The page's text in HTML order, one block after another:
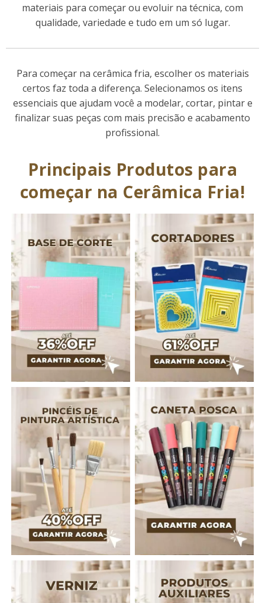
materiais para começar ou evoluir na técnica, com
qualidade, variedade e tudo em um só lugar.
Para começar na cerâmica fria, escolher os materiais
certos faz toda a diferença. Selecionamos os itens
essenciais que ajudam você a modelar, cortar, pintar e
finalizar suas peças com mais precisão e acabamento
profissional.
Principais Produtos para
começar na Cerâmica Fria!